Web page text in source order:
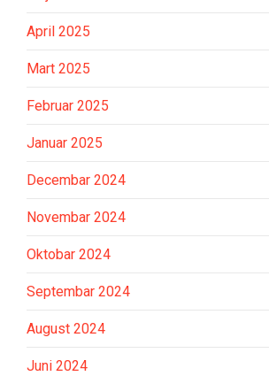
April 2025
Mart 2025
Februar 2025
Januar 2025
Decembar 2024
Novembar 2024
Oktobar 2024
Septembar 2024
August 2024
Juni 2024